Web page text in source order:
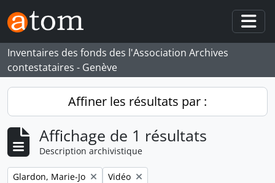
Skip to main content
Inventaires des fonds des l'Association Archives
contestataires - Genève
Affiner les résultats par :
Affichage de 1 résultats
Description archivistique
Remove filter:
Glardon, Marie-Jo Remove filter:
Vidéo